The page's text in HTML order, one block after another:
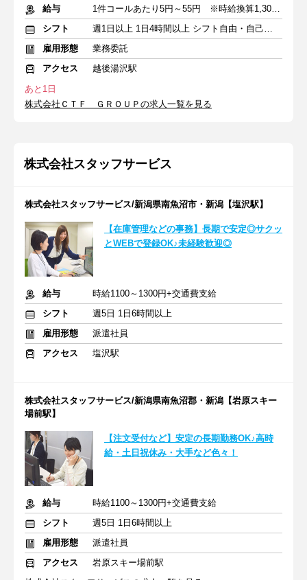
給与
1件コールあたり5円～55円 ※時給換算1,300円～4,000円
シフト
週1日以上 1日4時間以上 シフト自由・自己申告
雇用形態
業務委託
アクセス
越後湯沢駅
あと1日
株式会社ＣＴＦ ＧＲＯＵＰの求人一覧を見る
株式会社スタッフサービス
株式会社スタッフサービス/新潟県南魚沼市・新潟【塩沢駅】
【在庫管理などの事務】長期で安定◎サクッ
とWEBで登録OK♪未経験歓迎◎
給与
時給1100～1300円+交通費支給
シフト
週5日 1日6時間以上
雇用形態
派遣社員
アクセス
塩沢駅
株式会社スタッフサービス/新潟県南魚沼郡・新潟【岩原スキー
場前駅】
【注文受付など】安定の長期勤務OK♪高時
給・土日祝休み・大手など色々！
給与
時給1100～1300円+交通費支給
シフト
週5日 1日6時間以上
雇用形態
派遣社員
アクセス
岩原スキー場前駅